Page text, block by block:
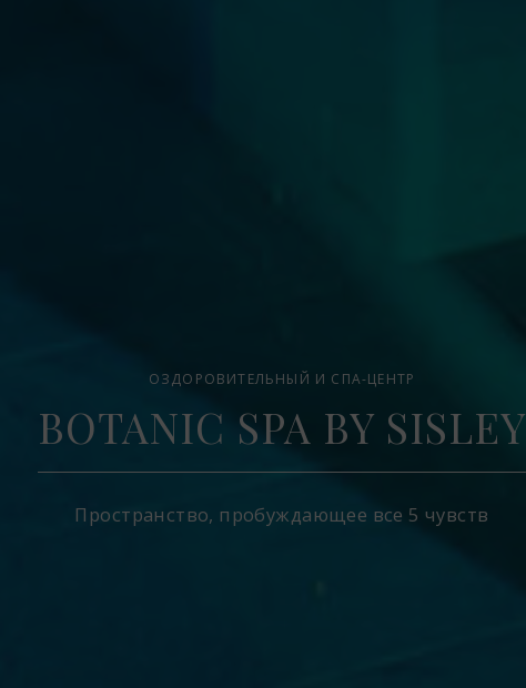
ОЗДОРОВИТЕЛЬНЫЙ И СПА-ЦЕНТР
BOTANIC SPA BY SISLEY
Пространство, пробуждающее все 5 чувств